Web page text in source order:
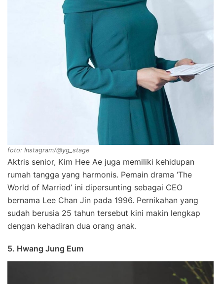
foto: Instagram/@yg_stage
Aktris senior, Kim Hee Ae juga memiliki kehidupan
rumah tangga yang harmonis. Pemain drama ‘The
World of Married’ ini dipersunting sebagai CEO
bernama Lee Chan Jin pada 1996. Pernikahan yang
sudah berusia 25 tahun tersebut kini makin lengkap
dengan kehadiran dua orang anak.
5. Hwang Jung Eum